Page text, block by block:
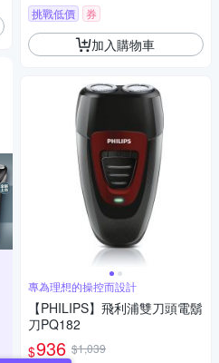
挑戰低價 券
加入購物車
專為理想的操控而設計
【PHILIPS】飛利浦雙刀頭電鬍
刀PQ182
$936 $1,039